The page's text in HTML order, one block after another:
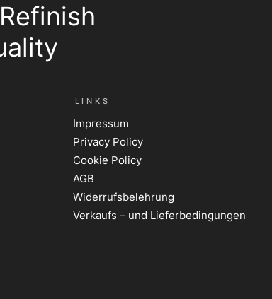
LINKS
Impressum
Privacy Policy
Cookie Policy
AGB
Widerrufsbelehrung
Verkaufs – und Lieferbedingungen